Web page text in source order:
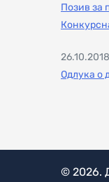
Позив за
Одлука о
© 2026.